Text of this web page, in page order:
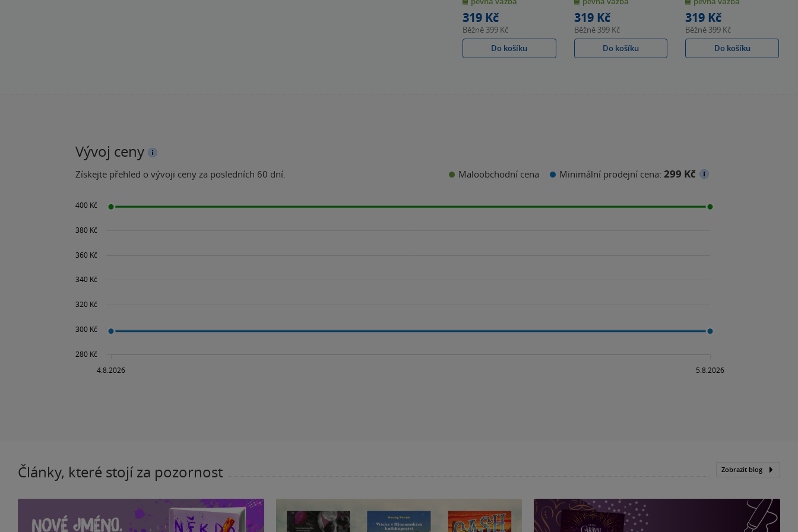
hvězdiček
319 Kč
Běžně 399 Kč
Do košíku
hvězdiček
319 Kč
Běžně 399 Kč
Do košíku
hvězdiček
319 Kč
Běžně 399 Kč
Do košíku
Vývoj ceny
Získejte přehled o vývoji ceny za posledních 60 dní. Maloobchodní cena Minimální prodejní cena: 299 Kč
Články, které stojí za pozornost Zobrazit blog